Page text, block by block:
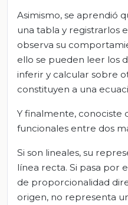
Asimismo, se aprendió
una tabla y registrarlos
observa su
ello se pueden leer los
inferir y calcular sobre
constituyen a una
Y finalmente, conociste
funcionales entre dos
Si son lineales, su
línea recta. Si pasa por
de proporcionalidad
origen, no representa